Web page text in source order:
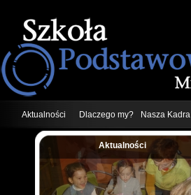
Aktualności Dlaczego my? Nasza Kadra
Aktualności